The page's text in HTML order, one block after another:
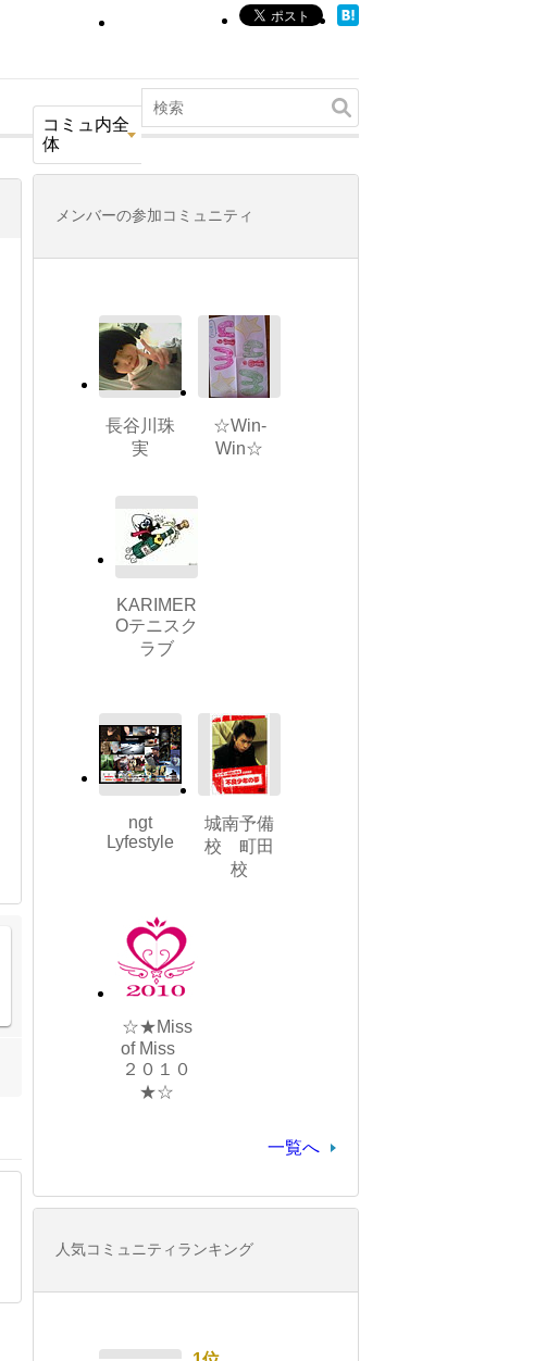
コミュ内全
体
メンバーの参加コミュニティ
長谷川珠
実
☆Win-
Win☆
KARIMER
Oテニスク
ラブ
ngt
Lyfestyle
城南予備
校 町田
校
☆★Miss
of Miss
２０１０
★☆
一覧へ
人気コミュニティランキング